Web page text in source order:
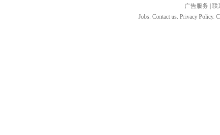
广告服务
联
Jobs. Contact us. Privacy Policy.